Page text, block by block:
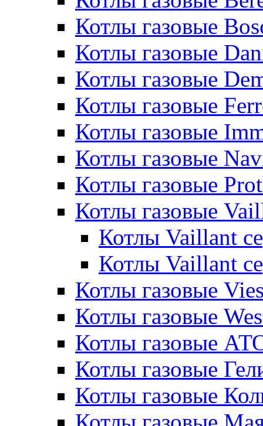
Котлы газовые
Котлы газовые
Котлы газовые
Котлы газовые
Котлы газовые
Котлы газовые
Котлы газовые
Котлы газовые
Котлы Vaillant
Котлы Vaillant
Котлы газовые
Котлы газовые
Котлы газовые
Котлы газовые
Котлы газовые